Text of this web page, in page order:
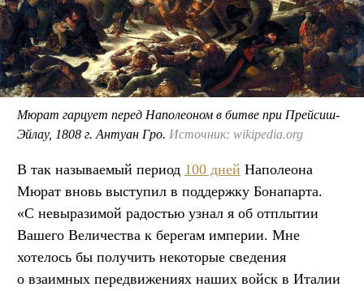
Мюрат гарцует перед Наполеоном в битве при Прейсиш-
Эйлау, 1808 г. Антуан Гро. Источник: wikipedia.org
В так называемый период 100 дней Наполеона
Мюрат вновь выступил в поддержку Бонапарта.
«С невыразимой радостью узнал я об отплытии
Вашего Величества к берегам империи. Мне
хотелось бы получить некоторые сведения
о взаимных передвижениях наших войск в Италии